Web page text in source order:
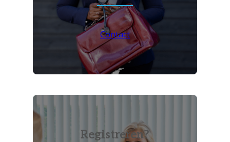
Contact
Registreren?